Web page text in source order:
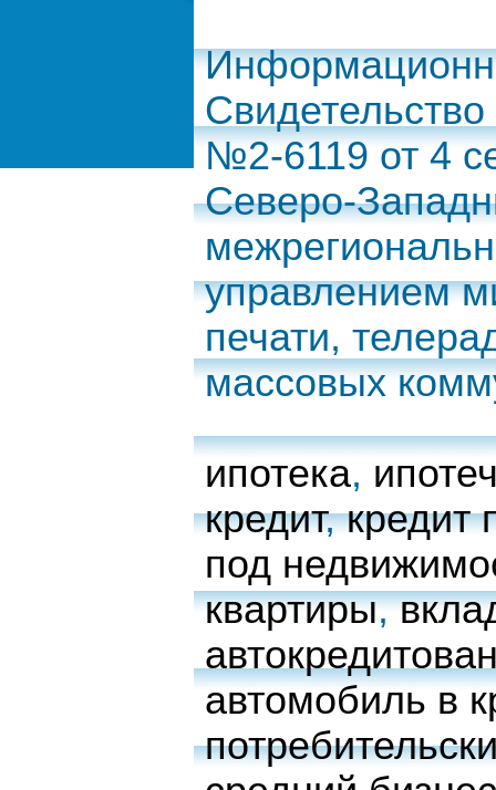
№2-6119 от 4
Северо-
управлением
печати,
массовых
ипотека,
кредит,кредит
под
квартиры,
автомобиль в